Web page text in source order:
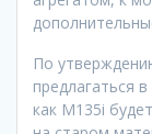
По
предлагаться
как M135i